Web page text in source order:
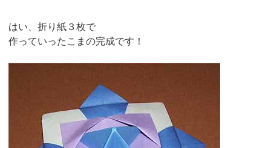
はい、折り紙３枚で
作っていったこまの完成です！